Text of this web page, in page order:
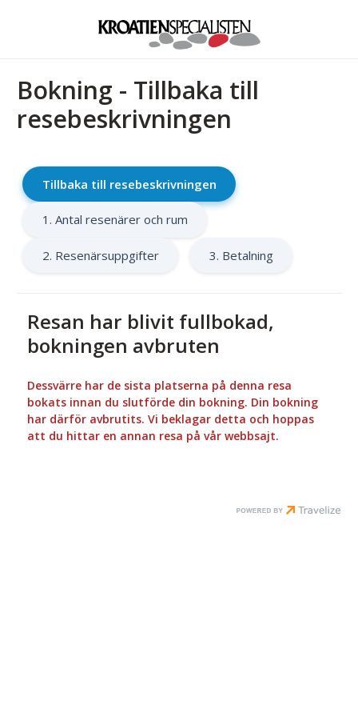
Bokning - Tillbaka till
resebeskrivningen
Tillbaka till resebeskrivningen
1. Antal resenärer och rum
2. Resenärsuppgifter 3. Betalning
Resan har blivit fullbokad,
bokningen avbruten
Dessvärre har de sista platserna på denna resa
bokats innan du slutförde din bokning. Din bokning
har därför avbrutits. Vi beklagar detta och hoppas
att du hittar en annan resa på vår webbsajt.